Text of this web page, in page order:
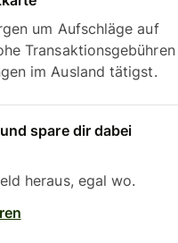
um Aufschläge auf
Transaktionsgebühren
im Ausland tätigst.
spare dir dabei
heraus, egal wo.